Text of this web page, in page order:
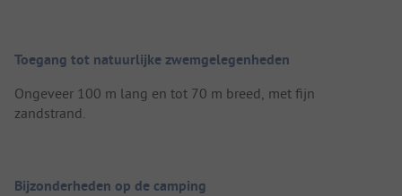
Toegang tot natuurlijke zwemgelegenheden
Ongeveer 100 m lang en tot 70 m breed, met fijn
zandstrand.
Bijzonderheden op de camping